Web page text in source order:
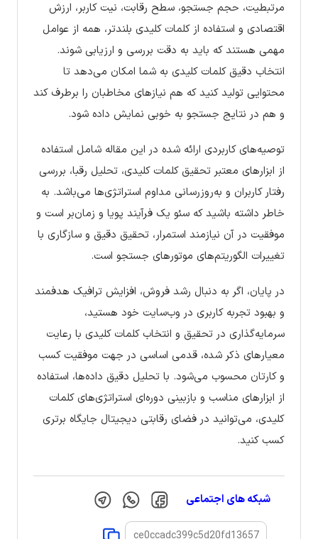
مرتبطیت، حجم جستجو، سطح رقابت، نیت کاربر، ارزش
اقتصادی و استفاده از کلمات کلیدی بلندتر، همه از عوامل
مهمی هستند که باید به دقت بررسی و ارزیابی شوند.
انتخاب دقیق کلمات کلیدی به شما امکان می‌دهد تا
محتوایی تولید کنید که هم نیازهای مخاطبان را برطرف کند
و هم در نتایج جستجو به خوبی نمایش داده شود.
توصیه‌های کاربردی ارائه شده در این مقاله شامل استفاده
از ابزارهای معتبر تحقیق کلمات کلیدی، تحلیل رقبا، بررسی
رفتار کاربران و به‌روزرسانی مداوم استراتژی‌ها می‌باشد. به
خاطر داشته باشید که سئو یک فرآیند پویا و زمان‌بر است و
موفقیت در آن نیازمند استمرار، تحقیق دقیق و سازگاری با
تغییرات الگوریتم‌های موتورهای جستجو است.
در پایان، اگر به دنبال رشد فروش، افزایش ترافیک هدفمند
و بهبود تجربه کاربری در وب‌سایت خود هستید،
سرمایه‌گذاری در تحقیق و انتخاب کلمات کلیدی با رعایت
معیارهای ذکر شده، قدمی اساسی در جهت موفقیت کسب
و کارتان محسوب می‌شود. با تحلیل دقیق داده‌ها، استفاده
از ابزارهای مناسب و بازبینی دوره‌ای استراتژی‌های کلمات
کلیدی، می‌توانید در فضای رقابتی دیجیتال جایگاه برتری
کسب کنید.
شبکه های اجتماعی